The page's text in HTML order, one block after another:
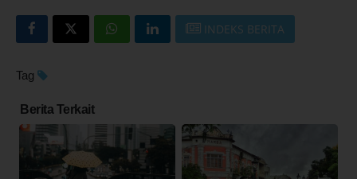
INDEKS BERITA
Tag
Berita Terkait